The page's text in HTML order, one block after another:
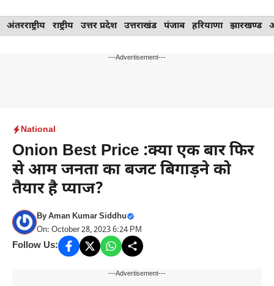
Skip
to
अंतरराष्ट्रीय राष्ट्रीय उत्तर प्रदेश उत्तराखंड पंजाब हरियाणा झारखण्ड
---Advertisement---
National
Onion Best Price :क्या एक बार फिर
से आम जनता का बजट बिगाड़ने को
तैयार है प्याज?
ByAman Kumar Siddhu
On: October 28, 2023 6:24 PM
Follow Us:
---Advertisement---